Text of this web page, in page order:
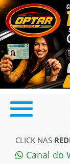
CLICK NAS
Canal do